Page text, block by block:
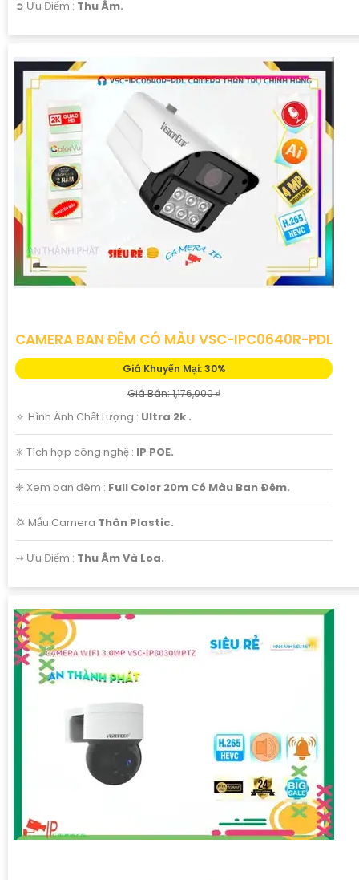
️➲ Ưu Điểm : Thu Âm.
CAMERA BAN ĐÊM CÓ MÀU VSC-IPC0640R-PDL
Giá Khuyến Mại: 30%
Giá Bán: 1,176,000 ₫
🔅 Hình Ành Chất Lượng : Ultra 2k .
✳️ Tích hợp công nghệ : IP POE.
❈ Xem ban đêm : Full Color 20m Có Màu Ban Ðêm.
💢 Mẫu Camera Thân Plastic.
️⇝ Ưu Điểm : Thu Âm Và Loa.